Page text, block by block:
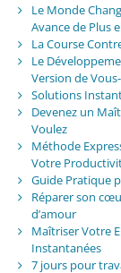
Le Monde
Avance de Plus
La Course
Le
Version de
Solutions
Devenez un
Voulez
Méthode
Votre
Guide Pratique
Réparer son
d’amour
Maîtriser Votre
Instantanées
7 jours pour